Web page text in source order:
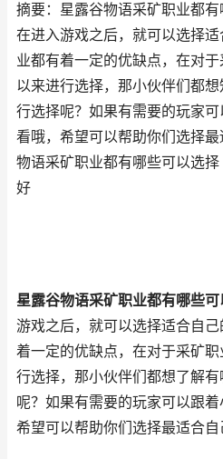
摘要：星露谷物语采矿职业都
在进入游戏之后，就可以选择
业都有着一定的优缺点，在对
以来进行选择，那小伙伴们都
行选择呢？如果有需要的玩家
看哦，希望可以帮助你们选择
物语采矿职业都有哪些可以选
好
星露谷物语采矿职业都有哪些可
游戏之后，就可以选择适合自
着一定的优缺点，在对于采矿
行选择，那小伙伴们都想了解
呢？如果有需要的玩家可以跟着
希望可以帮助你们选择最适合自